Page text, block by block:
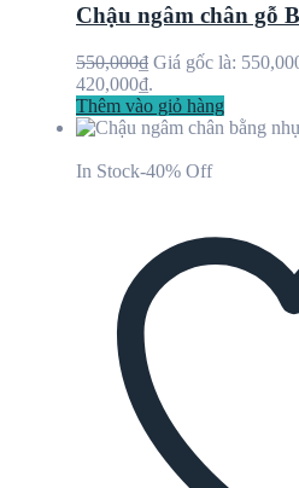
Chậu ngâm chân gỗ
550,000₫ Giá gốc là:
420,000₫.
Thêm vào giỏ hàng
In Stock-40% Off